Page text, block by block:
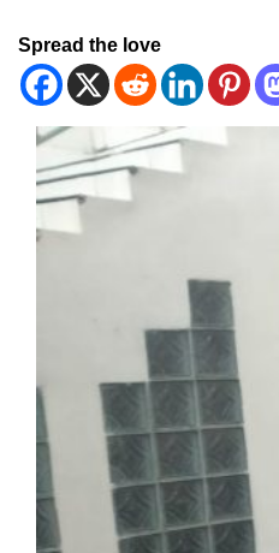
Spread the love